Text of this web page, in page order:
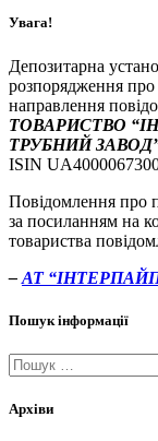
Увага!
Депозитарна
розпорядження про
направлення
ТОВАРИСТВО
ТРУБНИЙ
ISIN
Повідомлення про
за посиланням на
товариства
– АТ
Пошук інформації
Пошук:
Архіви